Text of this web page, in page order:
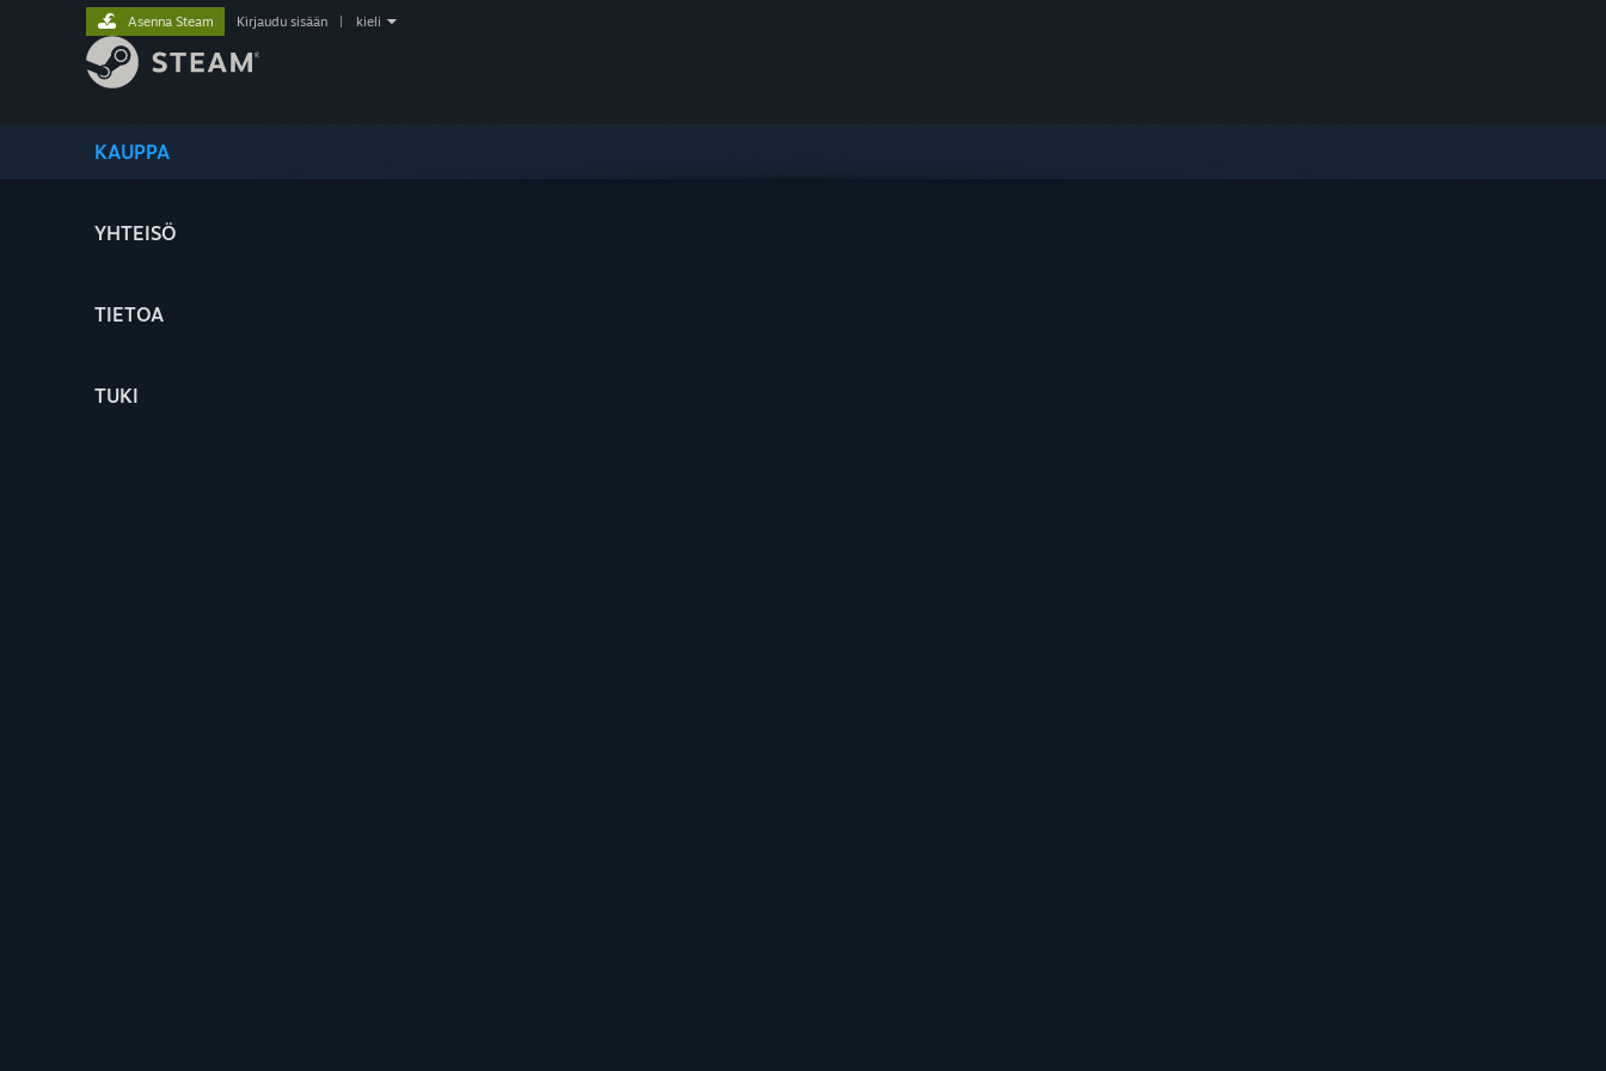
KAUPPA
YHTEISÖ
TIETOA
TUKI
Asenna Steam Kirjaudu sisään kieli